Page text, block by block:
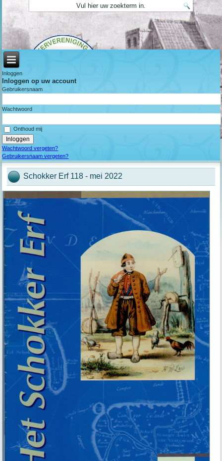
Inloggen
Inloggen op uw account
Gebruikersnaam
Wachtwoord
Onthoud mij
Wachtwoord vergeten?
Gebruikersnaam vergeten?
Schokker Erf 118 - mei 2022